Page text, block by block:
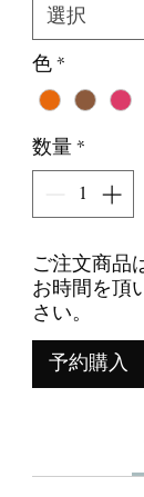
選択
色*
数量*
ご注文商品
お時間を頂
さい。
予約購入